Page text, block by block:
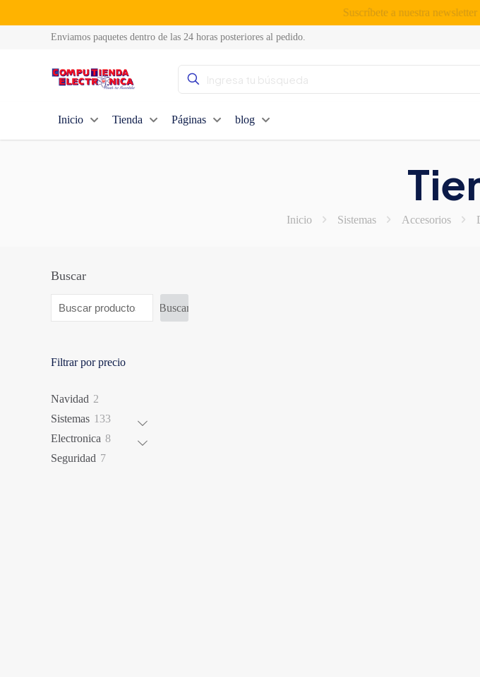
Suscríbete a nuestra
Enviamos paquetes dentro de las 24 horas posteriores al pedido.
Inicio Tienda Páginas blog
Inicio Sistemas Accesorios
Buscar
Buscar
Filtrar por precio
Navidad 2
Sistemas 133133
productos
Electronica 88
productos
Seguridad 77